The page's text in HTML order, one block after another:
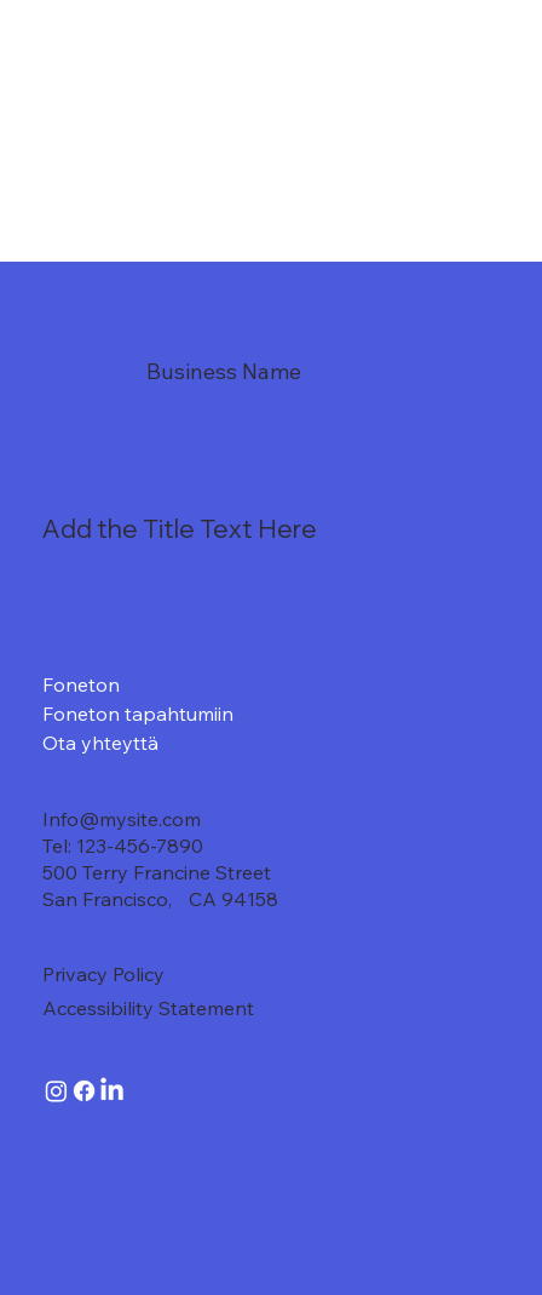
Add the Title Text Here
Business Name
Foneton
Foneton tapahtumiin
Ota yhteyttä
Info@mysite.com
Tel: 123-456-7890
500 Terry Francine Street
San Francisco, CA 94158
Privacy Policy
Accessibility Statement